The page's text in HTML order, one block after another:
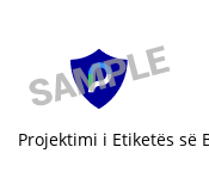
Projektimi i Etiketës së